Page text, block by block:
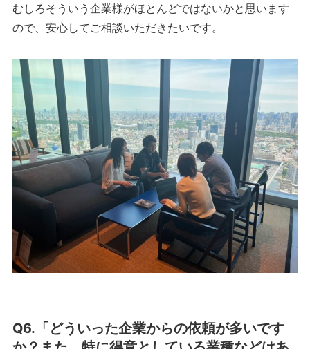
むしろそういう企業様がほとんどではないかと思います
ので、安心してご相談いただきたいです。
Q6.「どういった企業からの依頼が多いです